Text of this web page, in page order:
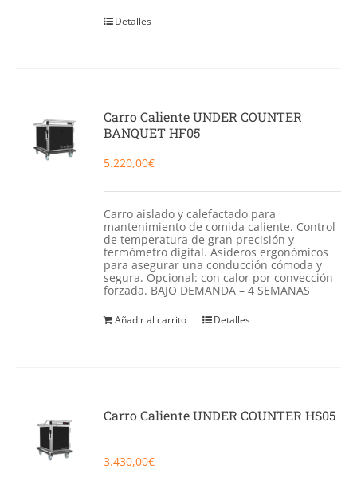
Detalles
Carro Caliente UNDER COUNTER
BANQUET HF05
5.220,00€
Carro aislado y calefactado para
mantenimiento de comida caliente. Control
de temperatura de gran precisión y
termómetro digital. Asideros ergonómicos
para asegurar una conducción cómoda y
segura. Opcional: con calor por convección
forzada. BAJO DEMANDA – 4 SEMANAS
Añadir al carrito Detalles
Carro Caliente UNDER COUNTER HS05
3.430,00€